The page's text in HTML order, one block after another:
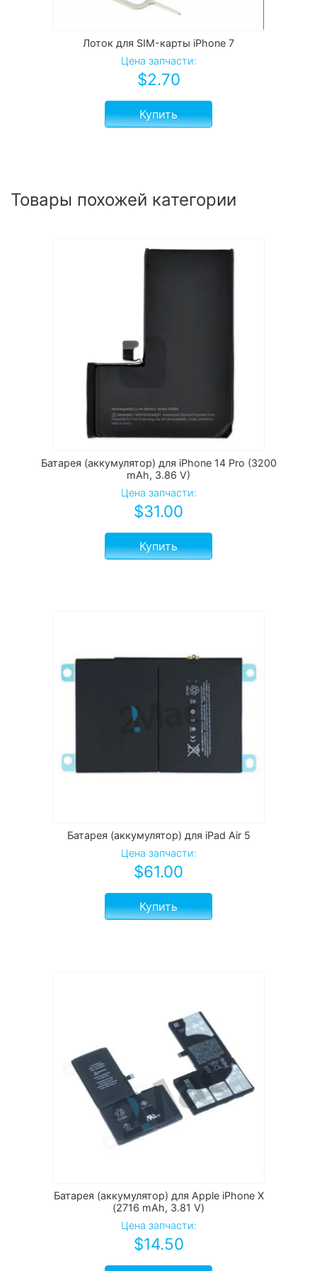
Лоток для SIM-карты iPhone 7
Цена запчасти:
$2.70
Купить
Товары похожей категории
Батарея (аккумулятор) для iPhone 14 Pro (3200
mAh, 3.86 V)
Цена запчасти:
$31.00
Купить
Батарея (аккумулятор) для iPad Air 5
Цена запчасти:
$61.00
Купить
Батарея (аккумулятор) для Apple iPhone Х
(2716 mAh, 3.81 V)
Цена запчасти:
$14.50